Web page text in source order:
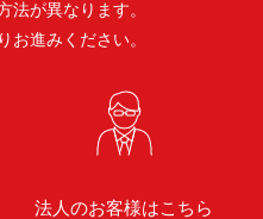
法が異なります。
お進みください。
法人のお客様はこちら